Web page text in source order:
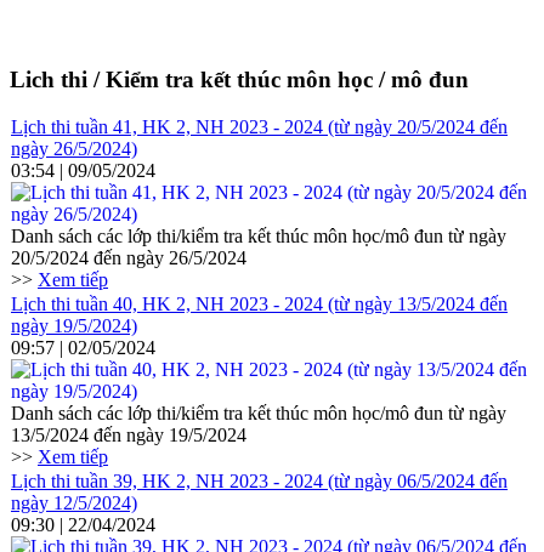
Lich thi / Kiểm tra kết thúc môn học / mô đun
Lịch thi tuần 41, HK 2, NH 2023 - 2024 (từ ngày 20/5/2024 đến
ngày 26/5/2024)
03:54 | 09/05/2024
Danh sách các lớp thi/kiểm tra kết thúc môn học/mô đun từ ngày
20/5/2024 đến ngày 26/5/2024
>> Xem tiếp
Lịch thi tuần 40, HK 2, NH 2023 - 2024 (từ ngày 13/5/2024 đến
ngày 19/5/2024)
09:57 | 02/05/2024
Danh sách các lớp thi/kiểm tra kết thúc môn học/mô đun từ ngày
13/5/2024 đến ngày 19/5/2024
>> Xem tiếp
Lịch thi tuần 39, HK 2, NH 2023 - 2024 (từ ngày 06/5/2024 đến
ngày 12/5/2024)
09:30 | 22/04/2024